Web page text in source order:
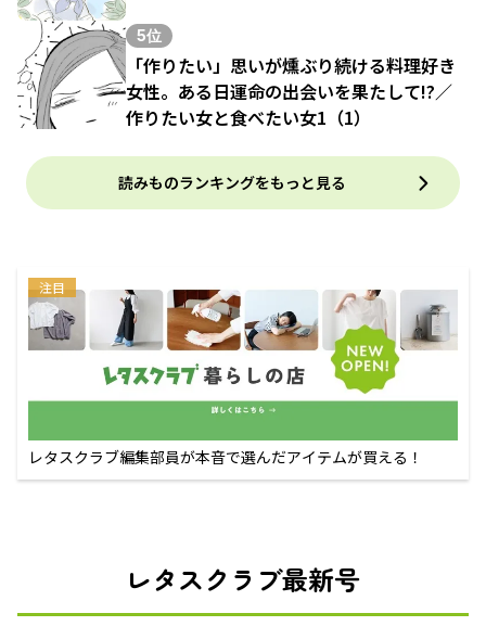
5位
「作りたい」思いが燻ぶり続ける料理好き
女性。ある日運命の出会いを果たして!?／
作りたい女と食べたい女1（1）
読みものランキングをもっと見る
注目
レタスクラブ編集部員が本音で選んだアイテムが買える！
レタスクラブ最新号